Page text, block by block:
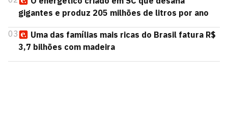
gigantes e produz 205 milhões de litros por ano
03
Uma das famílias mais ricas do Brasil fatura R$
3,7 bilhões com madeira